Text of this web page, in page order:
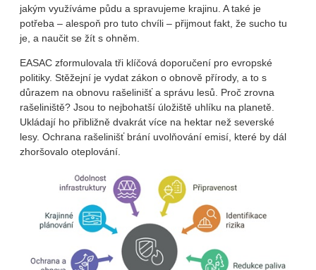
jakým využíváme půdu a spravujeme krajinu. A také je
potřeba – alespoň pro tuto chvíli – přijmout fakt, že sucho tu
je, a naučit se žít s ohněm.
EASAC zformulovala tři klíčová doporučení pro evropské
politiky. Stěžejní je vydat zákon o obnově přírody, a to s
důrazem na obnovu rašelinišť a správu lesů. Proč zrovna
rašeliniště? Jsou to nejbohatší úložiště uhlíku na planetě.
Ukládají ho přibližně dvakrát více na hektar než severské
lesy. Ochrana rašelinišť brání uvolňování emisí, které by dál
zhoršovalo oteplování.